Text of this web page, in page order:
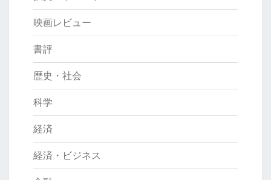
映画レビュー
書評
歴史・社会
科学
経済
経済・ビジネス